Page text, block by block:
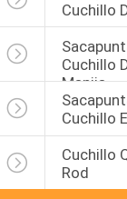
Cuchillo
Cuchillo
Manija
Cuchillo
Cuchillo
Rod